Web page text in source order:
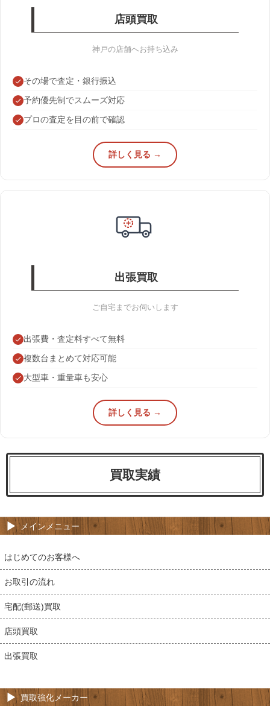
店頭買取
神戸の店舗へお持ち込み
その場で査定・銀行振込
予約優先制でスムーズ対応
プロの査定を目の前で確認
詳しく見る →
出張買取
ご自宅までお伺いします
出張費・査定料すべて無料
複数台まとめて対応可能
大型車・重量車も安心
詳しく見る →
買取実績
メインメニュー
はじめてのお客様へ
お取引の流れ
宅配(郵送)買取
店頭買取
出張買取
買取強化メーカー